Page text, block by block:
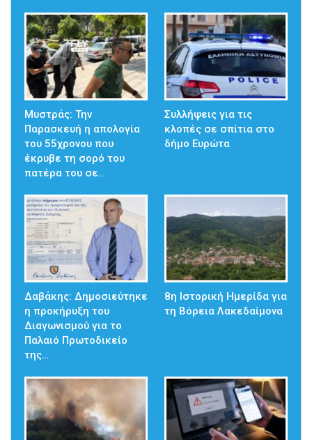
Μυστράς: Την
Παρασκευή η απολογία
του 55χρονου που
έκρυβε τη σορό του
πατέρα του σε…
Συλλήψεις για τις
κλοπές σε σπίτια στο
δήμο Ευρώτα
Δαβάκης: Δημοσιεύτηκε
η προκήρυξη του
Διαγωνισμού για το
Παλαιό Πρωτοδικείο
της…
8η Ιστορική Ημερίδα για
τη Βόρεια Λακεδαίμονα